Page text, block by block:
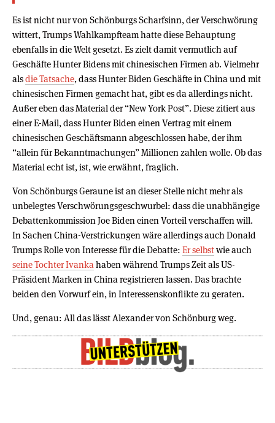
Es ist nicht nur von Schönburgs Scharfsinn, der Verschwörung
wittert, Trumps Wahlkampfteam hatte diese Behauptung
ebenfalls in die Welt gesetzt. Es zielt damit vermutlich auf
Geschäfte Hunter Bidens mit chinesischen Firmen ab. Vielmehr
alsdie Tatsache, dass Hunter Biden Geschäfte in China und mit
chinesischen Firmen gemacht hat, gibt es da allerdings nicht.
Außer eben das Material der “New York Post”. Diese zitiert aus
einer E-Mail, dass Hunter Biden einen Vertrag mit einem
chinesischen Geschäftsmann abgeschlossen habe, der ihm
“allein für Bekanntmachungen” Millionen zahlen wolle. Ob das
Material echt ist, ist, wie erwähnt, fraglich.
Von Schönburgs Geraune ist an dieser Stelle nicht mehr als
unbelegtes Verschwörungsgeschwurbel: dass die unabhängige
Debattenkommission Joe Biden einen Vorteil verschaffen will.
In Sachen China-Verstrickungen wäre allerdings auch Donald
Trumps Rolle von Interesse für die Debatte: Er selbstwie auch
seine Tochter Ivankahaben während Trumps Zeit als US-
Präsident Marken in China registrieren lassen. Das brachte
beiden den Vorwurf ein, in Interessenskonflikte zu geraten.
Und, genau: All das lässt Alexander von Schönburg weg.